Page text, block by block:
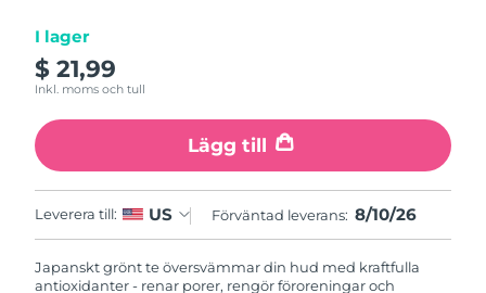
I lager
$ 21,99
Inkl. moms och tull
Lägg till
Leverera till: US Förväntad leverans: 8/10/26
Japanskt grönt te översvämmar din hud med kraftfulla
antioxidanter - renar porer, rengör föroreningar och
Kazakstan
Kuwait
Lettland
Förväntad leverans
09/08/2026
Libanon Förväntad leverans10/08/2026
Litauen
09/08/2026